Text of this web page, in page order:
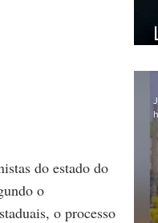
do estado do
o
o processo